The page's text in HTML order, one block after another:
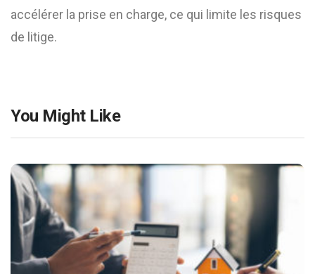
accélérer la prise en charge, ce qui limite les risques
de litige.
You Might Like